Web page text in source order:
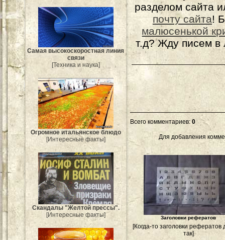
Самая высокоскоростная линия
связи
[Техника и наука]
Огромное итальянское блюдо
[Интересные факты]
Скандалы "Желтой прессы".
[Интересные факты]
разделом сайта
почту сайта!
малюсенькой
т.д? Жду писем в
Всего комментариев:0
Для добавления
Заголовки рефератов
[Когда-то заголовки рефератов
так]